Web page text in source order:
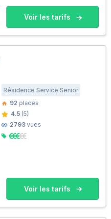
Voir les tarifs
Résidence Service Senior
92 places
4.5 (5)
2793 vues
Voir les tarifs